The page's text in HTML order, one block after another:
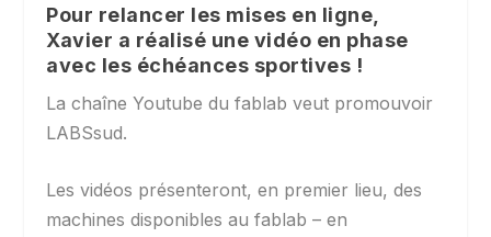
Pour relancer les mises en ligne,
Xavier a réalisé une vidéo en phase
avec les échéances sportives !
La chaîne Youtube du fablab veut promouvoir
LABSsud.
Les vidéos présenteront, en premier lieu, des
machines disponibles au fablab – en